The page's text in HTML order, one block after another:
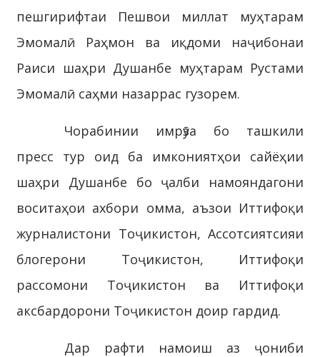
пешгирифтаи Пешвои миллат муҳтарам
Эмомалӣ Раҳмон ва иқдоми наҷибонаи
Раиси шаҳри Душанбе муҳтарам Рустами
Эмомалӣ саҳми назаррас гузорем.
Чорабинии имрӯза бо ташкили
пресс тур оид ба имкониятҳои сайёҳии
шаҳри Душанбе бо ҷалби намояндагони
воситаҳои ахбори омма, аъзои Иттифоқи
журналистони Тоҷикистон, Ассотсиятсияи
блогерони Тоҷикистон, Иттифоқи
рассомони Тоҷикистон ва Иттифоқи
аксбардорони Тоҷикистон доир гардид.
Дар рафти намоиш аз ҷониби